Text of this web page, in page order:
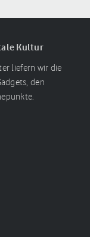
Kultur
liefern wir die
den